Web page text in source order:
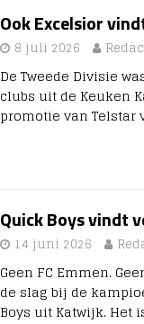
Ook Excelsior
8 juli 2026
De Tweede Divisie
clubs uit de Keuken
promotie van Telstar
Quick Boys vindt
14 juni 2026
Geen FC Emmen.
de slag bij de
Boys uit Katwijk. Het